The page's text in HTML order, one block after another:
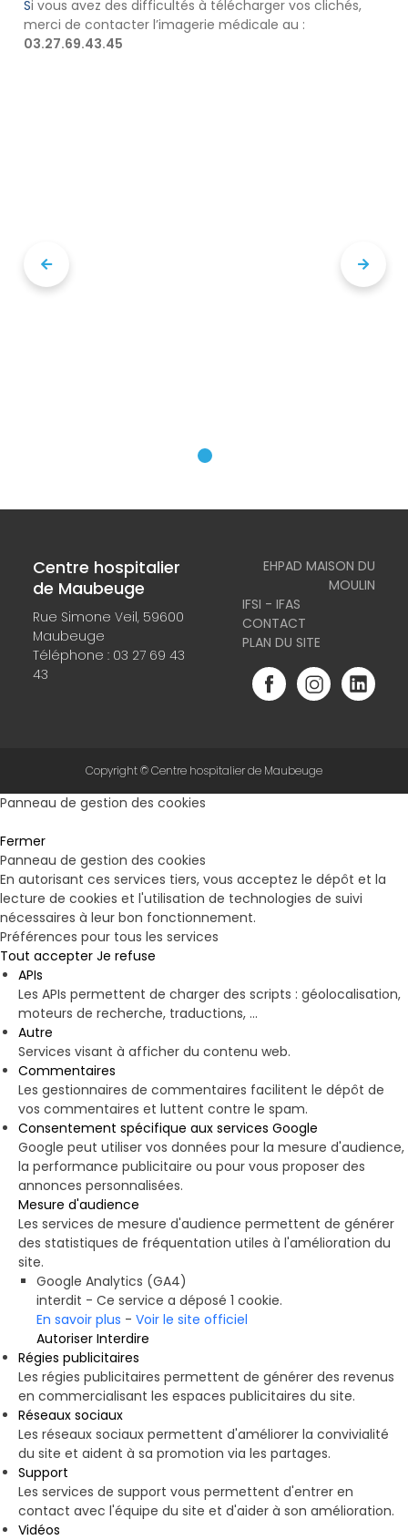
Si vous avez des difficultés à télécharger vos clichés,
merci de contacter l’imagerie médicale au :
03.27.69.43.45
Centre hospitalier
de Maubeuge
Rue Simone Veil, 59600
Maubeuge
Téléphone : 03 27 69 43
43
EHPAD MAISON DU
MOULIN
IFSI - IFAS
CONTACT
PLAN DU SITE
Copyright © Centre hospitalier de Maubeuge
Panneau de gestion des cookies
Fermer
Panneau de gestion des cookies
En autorisant ces services tiers, vous acceptez le dépôt et la
lecture de cookies et l'utilisation de technologies de suivi
nécessaires à leur bon fonctionnement.
Préférences pour tous les services
Tout accepter Je refuse
APIs
Les APIs permettent de charger des scripts : géolocalisation,
moteurs de recherche, traductions, ...
Autre
Services visant à afficher du contenu web.
Commentaires
Les gestionnaires de commentaires facilitent le dépôt de
vos commentaires et luttent contre le spam.
Consentement spécifique aux services Google
Google peut utiliser vos données pour la mesure d'audience,
la performance publicitaire ou pour vous proposer des
annonces personnalisées.
Mesure d'audience
Les services de mesure d'audience permettent de générer
des statistiques de fréquentation utiles à l'amélioration du
site.
Google Analytics (GA4)
interdit - Ce service a déposé 1 cookie.
En savoir plus - Voir le site officiel
Autoriser Interdire
Régies publicitaires
Les régies publicitaires permettent de générer des revenus
en commercialisant les espaces publicitaires du site.
Réseaux sociaux
Les réseaux sociaux permettent d'améliorer la convivialité
du site et aident à sa promotion via les partages.
Support
Les services de support vous permettent d'entrer en
contact avec l'équipe du site et d'aider à son amélioration.
Vidéos